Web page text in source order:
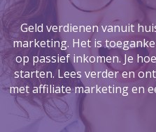
Geld verdienen vanuit
marketing. Het is
op passief inkomen. Je
starten. Lees verder en
met affiliate marketing en